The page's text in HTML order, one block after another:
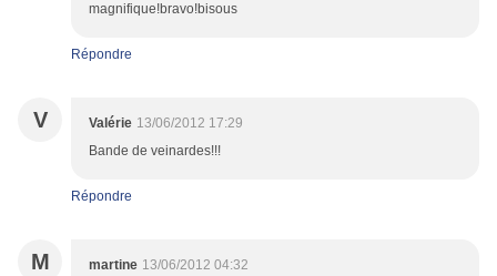
magnifique!bravo!bisous
Répondre
V Valérie 13/06/2012 17:29
Bande de veinardes!!!
Répondre
M martine 13/06/2012 04:32